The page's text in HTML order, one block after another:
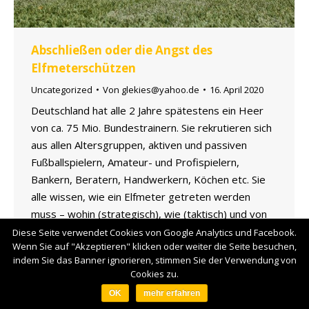
Abschließen oder die Angst des
Elfmeterschützen
Uncategorized Von glekies@yahoo.de 16. April 2020
Deutschland hat alle 2 Jahre spätestens ein Heer
von ca. 75 Mio. Bundestrainern. Sie rekrutieren sich
aus allen Altersgruppen, aktiven und passiven
Fußballspielern, Amateur- und Profispielern,
Bankern, Beratern, Handwerkern, Köchen etc. Sie
alle wissen, wie ein Elfmeter getreten werden
muss – wohin (strategisch), wie (taktisch) und von
wem (psychisch). Und wenn nun ein Jupp Derwall,…
Footermenü
Diese Seite verwendet Cookies von Google Analytics und Facebook.
Wenn Sie auf "Akzeptieren" klicken oder weiter die Seite besuchen,
indem Sie das Banner ignorieren, stimmen Sie der Verwendung von
Cookies zu.
OK mehr erfahren